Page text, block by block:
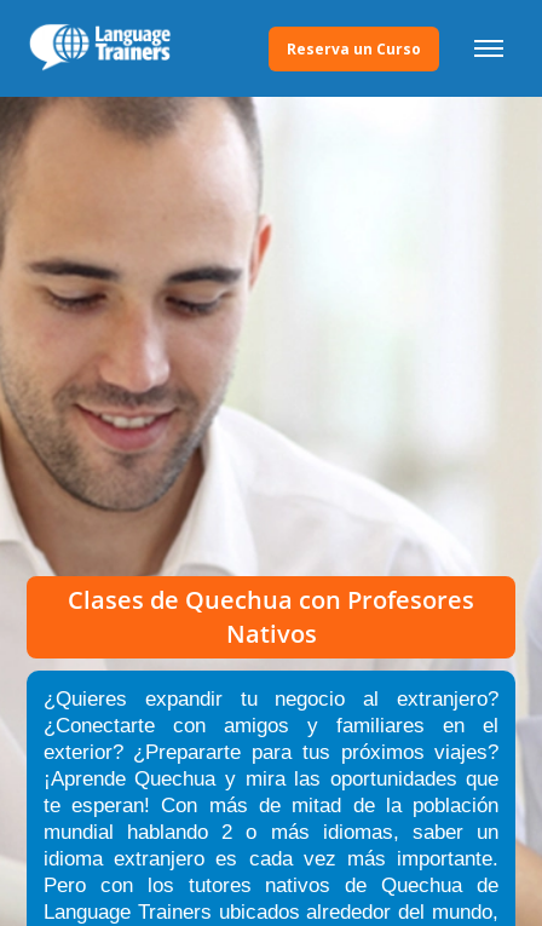
Reserva un Curso
Clases de Quechua con Profesores
Nativos
¿Quieres expandir tu negocio al extranjero?
¿Conectarte con amigos y familiares en el
exterior? ¿Prepararte para tus próximos viajes?
¡Aprende Quechua y mira las oportunidades que
te esperan! Con más de mitad de la población
mundial hablando 2 o más idiomas, saber un
idioma extranjero es cada vez más importante.
Pero con los tutores nativos de Quechua de
Language Trainers ubicados alrededor del mundo,